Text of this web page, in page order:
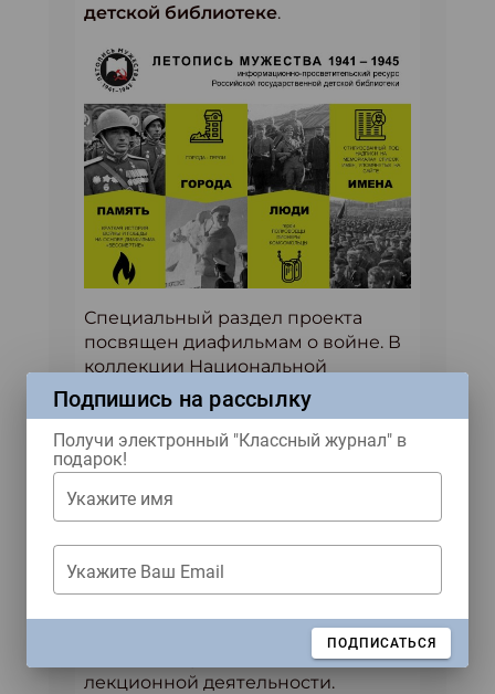
детской библиотеке.
Специальный раздел проекта
посвящен диафильмам о войне. В
коллекции Национальной
электронной детской библиотеки
собрана внушительная коллекция
цветных и чёрно-белых
диафильмов, как художественных,
охватывают все аспекты истории
советское время диафильмы
служили не просто для
а являлись важным инструментом
агитации, просветительской и
лекционной деятельности.
Подпишись на рассылку
Получи электронный "Классный журнал" в
подарок!
Укажите имя
Укажите Ваш Email
ПОДПИСАТЬСЯ